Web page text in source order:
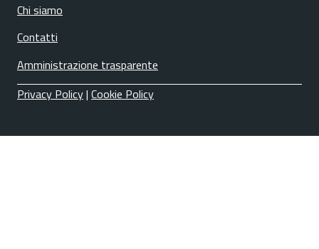
Chi siamo
Contatti
Amministrazione trasparente
Privacy Policy| Cookie Policy